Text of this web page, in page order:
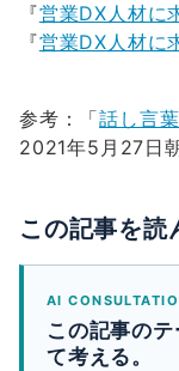
『営業DX人材に
『営業DX人材に
参考：「話し言
2021年5月27日朝
この記事を読
AI
この記事の
て考える。